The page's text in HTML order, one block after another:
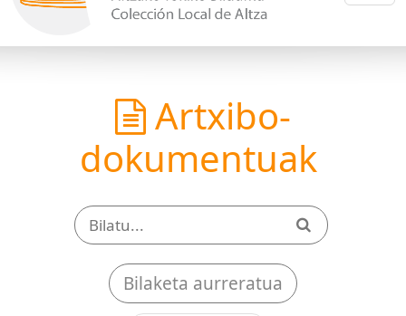
Artxibo-
dokumentuak
Bilaketa aurreratua